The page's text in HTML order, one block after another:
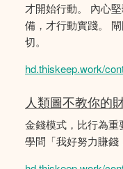
才開始行動。 內心
備，才行動實踐。
切。
hd.thiskeep.work/
人類圖不教你的
金錢模式，比行為
學問「我好努力賺錢